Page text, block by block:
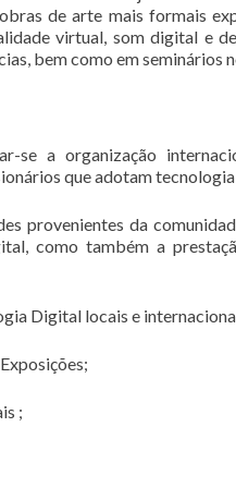
de arte mais formais
virtual, som digital e
bem como em seminários
se a organização
que adotam
provenientes da
como também a
Digital locais e
;